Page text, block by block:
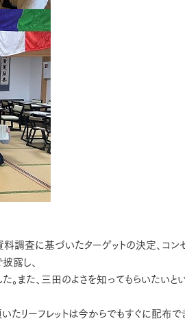
調査に基づいたターゲットの決定、コン
露し、
また、三田のよさを知ってもらいたい
たリーフレットは今からでもすぐに配布